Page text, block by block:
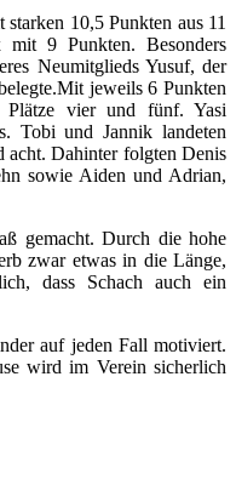
10,5 Punkten aus 11
9 Punkten. Besonders
Neumitglieds Yusuf, der
jeweils 6 Punkten
vier und fünf. Yasi
Tobi und Jannik landeten
acht. Dahinter folgten Denis
sowie Aiden und Adrian,
gemacht. Durch die hohe
zwar etwas in die Länge,
dass Schach auch ein
auf jeden Fall motiviert.
wird im Verein sicherlich